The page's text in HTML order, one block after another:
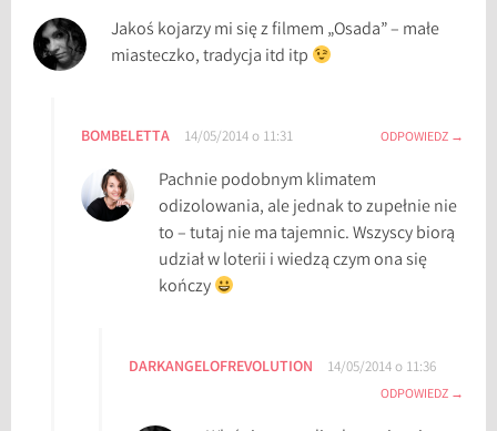
Jakoś kojarzy mi się z filmem „Osada” – małe
miasteczko, tradycja itd itp
BOMBELETTA 14/05/2014 o 11:31 ODPOWIEDZ
Pachnie podobnym klimatem
odizolowania, ale jednak to zupełnie nie
to – tutaj nie ma tajemnic. Wszyscy biorą
udział w loterii i wiedzą czym ona się
kończy
DARKANGELOFREVOLUTION 14/05/2014 o 11:36
ODPOWIEDZ